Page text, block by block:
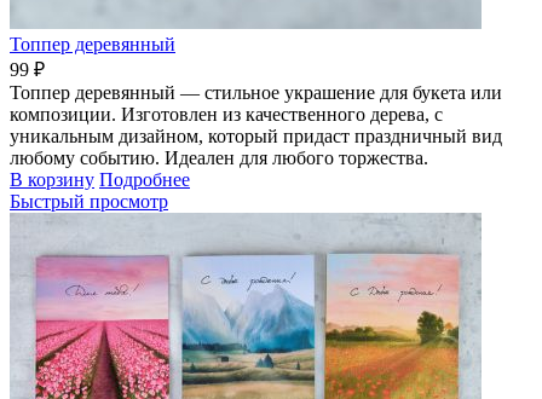
Топпер деревянный
99 ₽
Топпер деревянный — стильное украшение для букета или
композиции. Изготовлен из качественного дерева, с
уникальным дизайном, который придаст праздничный вид
любому событию. Идеален для любого торжества.
В корзину Подробнее
Быстрый просмотр